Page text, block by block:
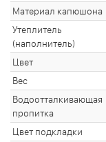
Материал капюшона
Утеплитель
(наполнитель)
Цвет
Вес
Водоотталкивающая
пропитка
Цвет подкладки